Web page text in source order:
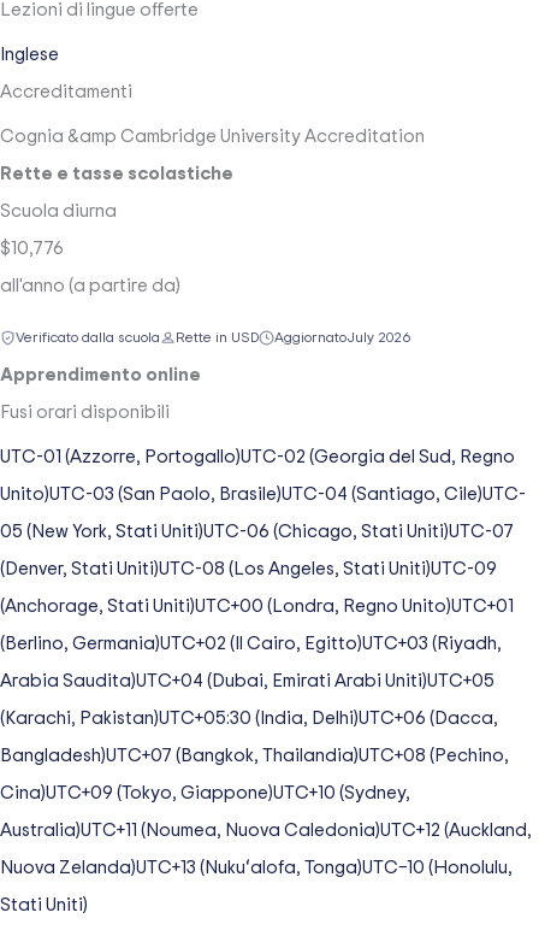
Lezioni di lingue offerte
Inglese
Accreditamenti
Cognia &amp Cambridge University Accreditation
Rette e tasse scolastiche
Scuola diurna
$10,776
all'anno (a partire da)
Verificato dalla scuola Rette in USD AggiornatoJuly 2026
Apprendimento online
Fusi orari disponibili
UTC-01 (Azzorre, Portogallo)UTC-02 (Georgia del Sud, Regno
Unito)UTC-03 (San Paolo, Brasile)UTC-04 (Santiago, Cile)UTC-
05 (New York, Stati Uniti)UTC-06 (Chicago, Stati Uniti)UTC-07
(Denver, Stati Uniti)UTC-08 (Los Angeles, Stati Uniti)UTC-09
(Anchorage, Stati Uniti)UTC+00 (Londra, Regno Unito)UTC+01
(Berlino, Germania)UTC+02 (Il Cairo, Egitto)UTC+03 (Riyadh,
Arabia Saudita)UTC+04 (Dubai, Emirati Arabi Uniti)UTC+05
(Karachi, Pakistan)UTC+05:30 (India, Delhi)UTC+06 (Dacca,
Bangladesh)UTC+07 (Bangkok, Thailandia)UTC+08 (Pechino,
Cina)UTC+09 (Tokyo, Giappone)UTC+10 (Sydney,
Australia)UTC+11 (Noumea, Nuova Caledonia)UTC+12 (Auckland,
Nuova Zelanda)UTC+13 (Nukuʻalofa, Tonga)UTC−10 (Honolulu,
Stati Uniti)